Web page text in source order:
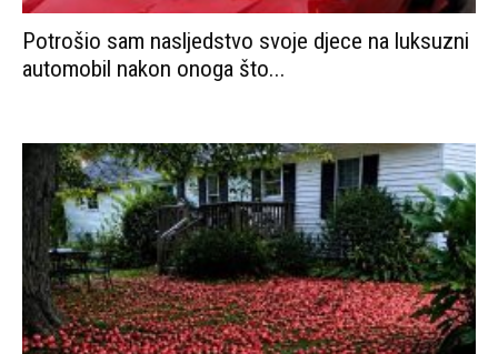
Potrošio sam nasljedstvo svoje djece na luksuzni
automobil nakon onoga što...